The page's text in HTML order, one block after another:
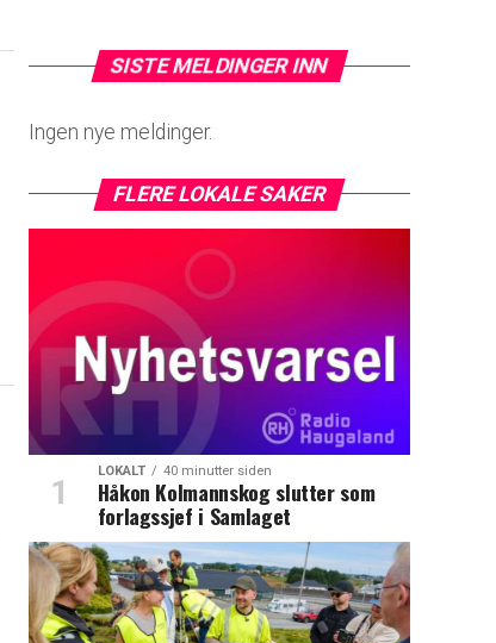
SISTE MELDINGER INN
Ingen nye meldinger.
FLERE LOKALE SAKER
LOKALT 40 minutter siden
Håkon Kolmannskog slutter som
forlagssjef i Samlaget